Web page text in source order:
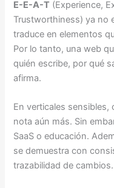
E-E-A-T (Experience,
Trustworthiness) ya no
traduce en elementos
Por lo tanto, una web
quién escribe, por qué
afirma.
En verticales
nota aún más. Sin
SaaS o educación.
se demuestra con
trazabilidad de cambios.